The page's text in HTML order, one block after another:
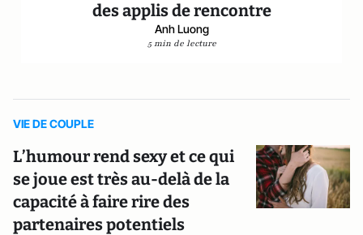
des applis de rencontre
Anh Luong
5 min de lecture
VIE DE COUPLE
L’humour rend sexy et ce qui
se joue est très au-delà de la
capacité à faire rire des
partenaires potentiels